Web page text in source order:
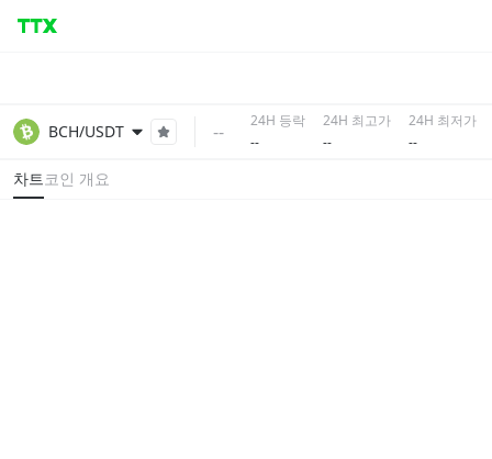
BCH/USDT --
24H 등락
--
24H 최고가
--
24H 최저가
--
차트 코인 개요